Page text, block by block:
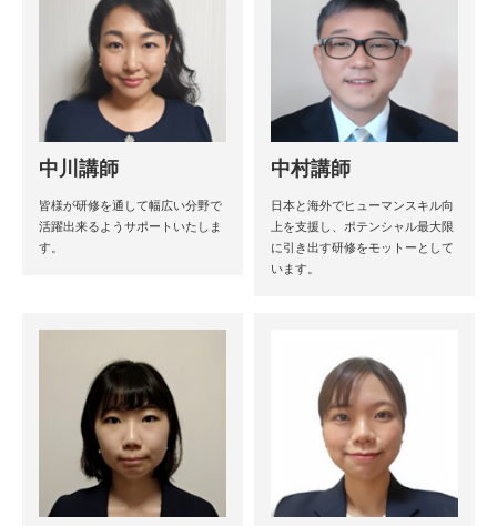
中川講師
皆様が研修を通して幅広い分野で
活躍出来るようサポートいたしま
す。
中村講師
日本と海外でヒューマンスキル向
上を支援し、ポテンシャル最大限
に引き出す研修をモットーとして
います。